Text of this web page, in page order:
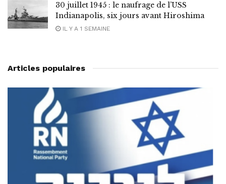
30 juillet 1945 : le naufrage de l’USS
Indianapolis, six jours avant Hiroshima
IL Y A 1 SEMAINE
Articles populaires